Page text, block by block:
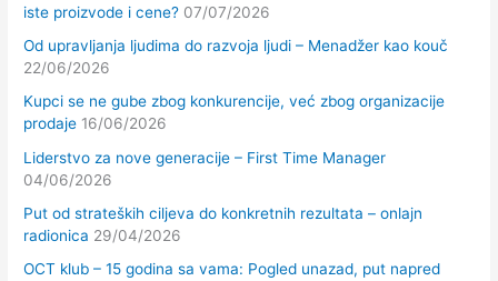
iste proizvode i cene? 07/07/2026
Od upravljanja ljudima do razvoja ljudi – Menadžer kao kouč
22/06/2026
Kupci se ne gube zbog konkurencije, već zbog organizacije
prodaje 16/06/2026
Liderstvo za nove generacije – First Time Manager
04/06/2026
Put od strateških ciljeva do konkretnih rezultata – onlajn
radionica 29/04/2026
OCT klub – 15 godina sa vama: Pogled unazad, put napred